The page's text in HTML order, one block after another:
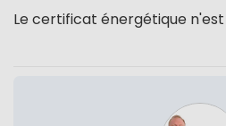
Le certificat énergétique n'est